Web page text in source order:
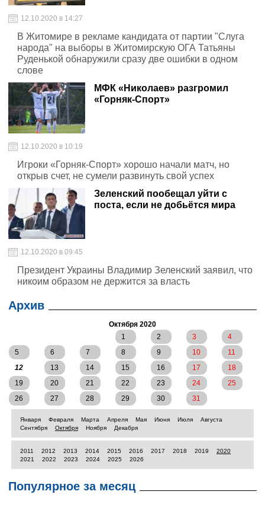
12.10.2020 в 14:27
В Житомире в рекламе кандидата от партии "Слуга
народа" на выборы в Житомирскую ОГА Татьяны
Руденькой обнаружили сразу две ошибки в одном
слове
МФК «Николаев» разгромил
«Горняк-Спорт»
12.10.2020 в 10:19
Игроки «Горняк-Спорт» хорошо начали матч, но
открыв счет, не сумели развинуть свой успех
Зеленский пообещал уйти с
поста, если не добьётся мира
12.10.2020 в 09:45
Президент Украины Владимир Зеленский заявил, что
никоим образом не держится за власть
Архив
Октября 2020
1
2 3
4
5
6 7 8 9 10
11
12
13 14 15 16 17
18
19
20 21 22 23 24
25
26
27 28 29 30 31
Января Февраля Марта Апреля Мая Июня Июля
Августа
Сентября
Октября Ноября Декабря
2011 2012 2013 2014 2015 2016 2017 2018 2019
2020
2021
2022 2023 2024 2025 2026
Популярное за месяц